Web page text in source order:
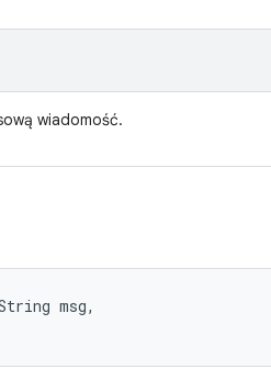
wiadomość.
msg,